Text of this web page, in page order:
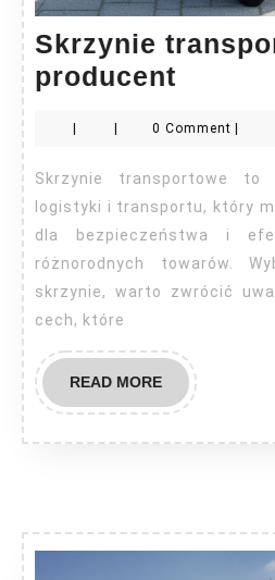
Skrzynie
producent
| | 0 Comment |
Skrzynie transportowe to nieodłączny element
logistyki i transportu, który
dla bezpieczeństwa i
różnorodnych towarów.
skrzynie, warto zwrócić
cech, które
READ MOREREAD
MORE